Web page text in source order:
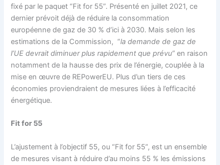
fixé par le paquet “Fit for 55”. Présenté en juillet 2021, ce
dernier prévoit déjà de réduire la consommation
européenne de gaz de 30 % d’ici à 2030. Mais selon les
estimations de la Commission, “la demande de gaz de
l’UE devrait diminuer plus rapidement que prévu”en raison
notamment de la hausse des prix de l’énergie, couplée à la
mise en œuvre de REPowerEU. Plus d’un tiers de ces
économies proviendraient de mesures liées à l’efficacité
énergétique.
Fit for 55
L’ajustement à l’objectif 55, ou “Fit for 55”, est un ensemble
de mesures visant à réduire d’au moins 55 % les émissions